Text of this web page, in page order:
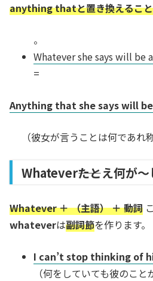
anything thatと置き換えること
。
Whatever she says will be
=
Anything that she says will
（彼女が言うことは何であれ
Whatever――たとえ何が
Whatever ＋ （主語） ＋ 動詞
whateverは副詞節を作ります。
I can’t stop thinking of
（何をしていても彼のこと